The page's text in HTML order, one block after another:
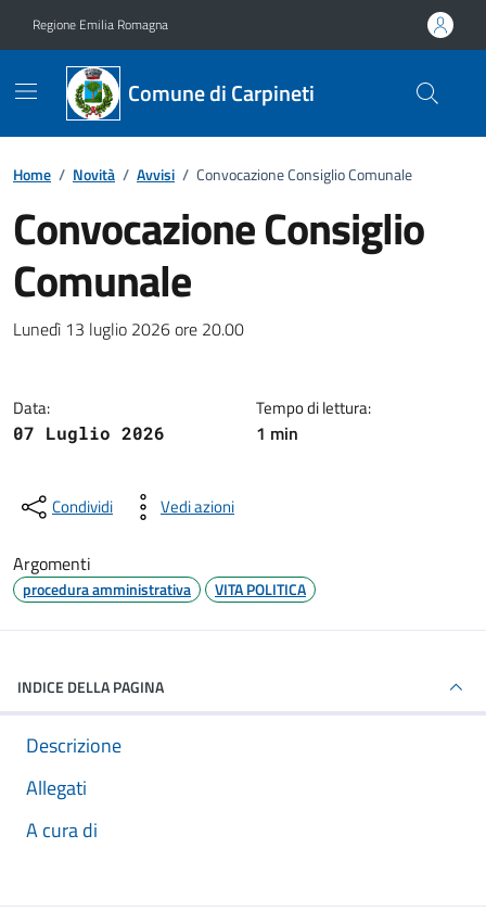
Regione Emilia Romagna
Comune di Carpineti
Home / Novità / Avvisi / Convocazione Consiglio Comunale
Convocazione Consiglio
Comunale
Dettagli della notizia
Lunedì 13 luglio 2026 ore 20.00
Data:
07 Luglio 2026
Tempo di lettura:
1 min
Condividi Vedi azioni
Argomenti
procedura amministrativa VITA POLITICA
INDICE DELLA PAGINA
Descrizione
Allegati
A cura di